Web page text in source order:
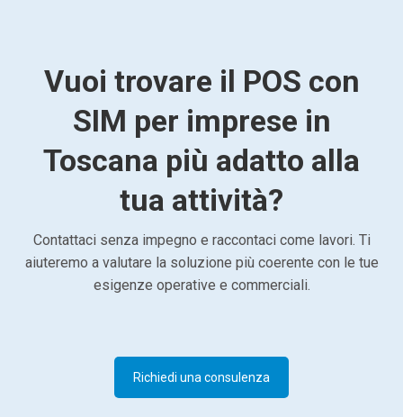
Vuoi trovare il POS con
SIM per imprese in
Toscana più adatto alla
tua attività?
Contattaci senza impegno e raccontaci come lavori. Ti
aiuteremo a valutare la soluzione più coerente con le tue
esigenze operative e commerciali.
Richiedi una consulenza